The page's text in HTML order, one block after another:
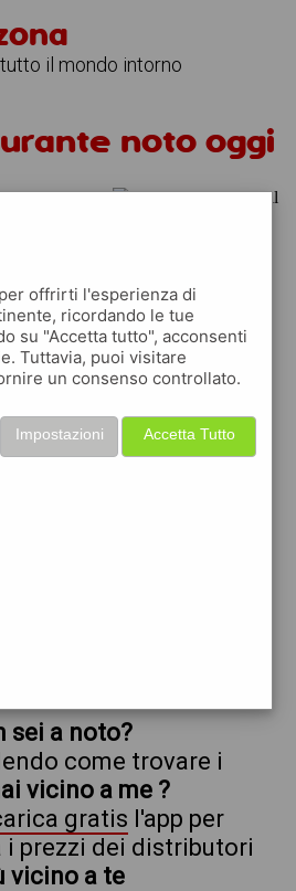
il mondo intorno
noto oggi
shell erg
sei a noto?
come trovare i
vicino a me ?
gratis l'app per
i prezzi dei distributori
vicino a te
offrirti l'esperienza di
ricordando le tue
su "Accetta tutto", acconsenti
Tuttavia, puoi visitare
un consenso controllato.
Accetta Tutto
Impostazioni